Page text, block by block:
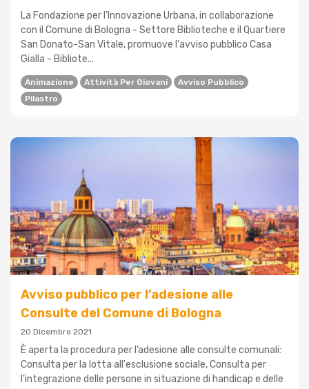
La Fondazione per l’Innovazione Urbana, in collaborazione
con il Comune di Bologna - Settore Biblioteche e il Quartiere
San Donato-San Vitale, promuove l'avviso pubblico Casa
Gialla - Bibliote...
Animazione Attività Per Giovani
Avviso Pubblico
Pilastro
Avviso pubblico per l’adesione alle
Consulte del Comune di Bologna
20 Dicembre 2021
È aperta la procedura per l’adesione alle consulte comunali:
Consulta per la lotta all'esclusione sociale, Consulta per
l’integrazione delle persone in situazione di handicap e delle